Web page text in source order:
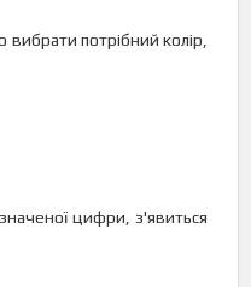
потрібний колір,
цифри, з'явиться